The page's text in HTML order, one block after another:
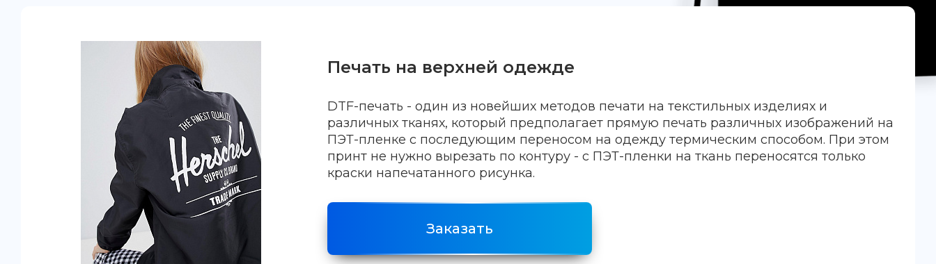
Печать на верхней одежде
DTF-печать - один из новейших методов печати на текстильных изделиях и
различных тканях, который предполагает прямую печать различных изображений на
ПЭТ-пленке с последующим переносом на одежду термическим способом. При этом
принт не нужно вырезать по контуру - с ПЭТ-пленки на ткань переносятся только
краски напечатанного рисунка.
Заказать